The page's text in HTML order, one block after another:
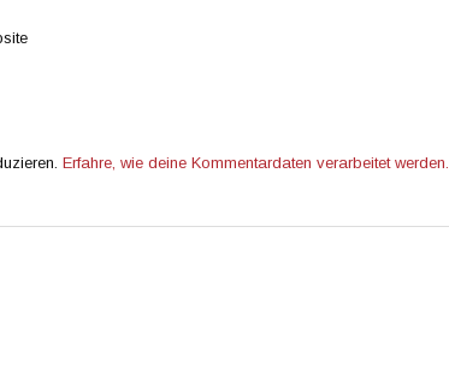
Erfahre, wie deine Kommentardaten verarbeitet werden.